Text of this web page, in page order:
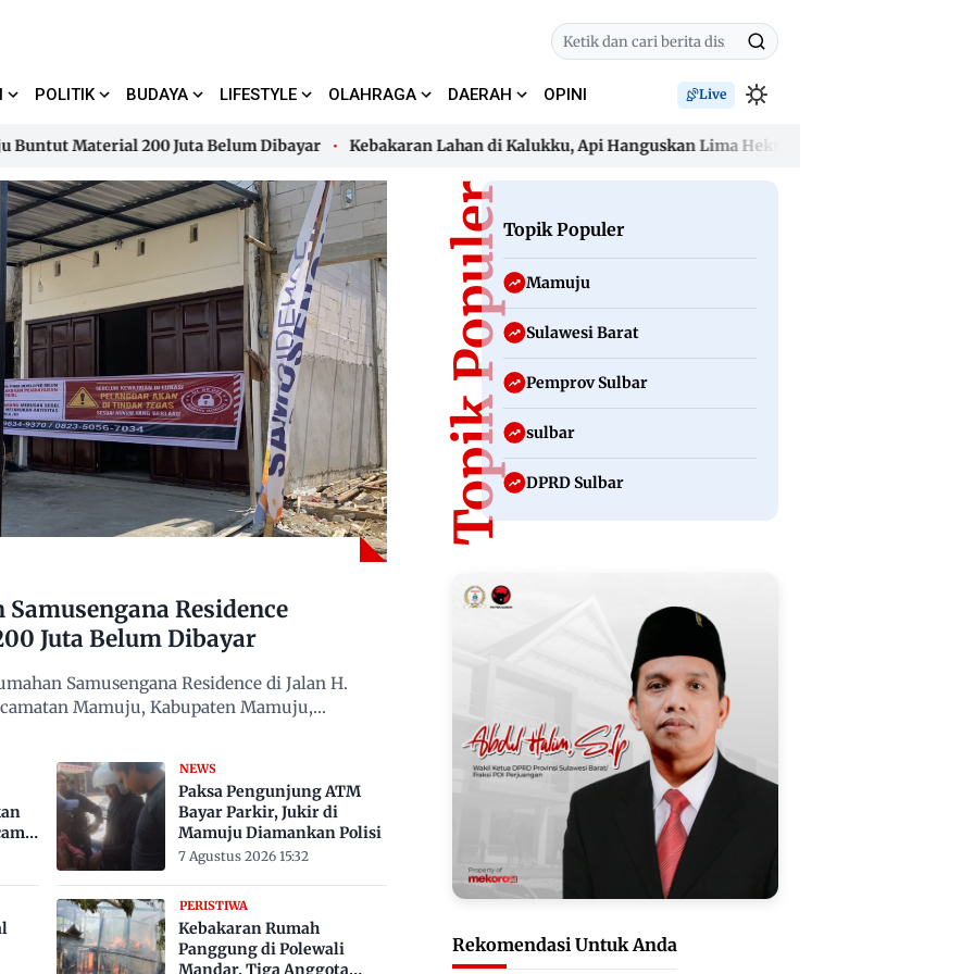
POLITIK BUDAYA LIFESTYLE OLAHRAGA DAERAH OPINI Live
Material 200 Juta Belum Dibayar Kebakaran Lahan di Kalukku, Api Hanguskan Lima Hektare dan Ancam Permukiman
Material 200 Juta Belum Dibayar Kebakaran Lahan di Kalukku, Api Hanguskan Lima Hektare dan Ancam Permukiman
Residence
Juta Belum Dibayar
Samusengana Residence di Jalan H.
Mamuju, Kabupaten Mamuju,
NEWS
Paksa Pengunjung ATM
Bayar Parkir, Jukir di
Mamuju Diamankan Polisi
7 Agustus 2026 15:32
PERISTIWA
Kebakaran Rumah
Panggung di Polewali
Mandar, Tiga Anggota
Topik PopulerTopik Populer
Mamuju
Sulawesi Barat
Pemprov Sulbar
sulbar
DPRD Sulbar
Rekomendasi Untuk Anda